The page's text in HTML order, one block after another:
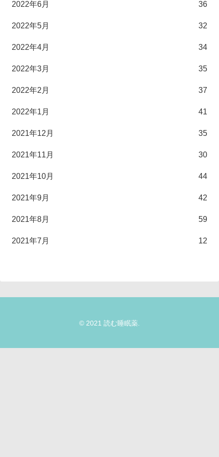
2022年6月 36
2022年5月 32
2022年4月 34
2022年3月 35
2022年2月 37
2022年1月 41
2021年12月 35
2021年11月 30
2021年10月 44
2021年9月 42
2021年8月 59
2021年7月 12
© 2021 読む睡眠薬.